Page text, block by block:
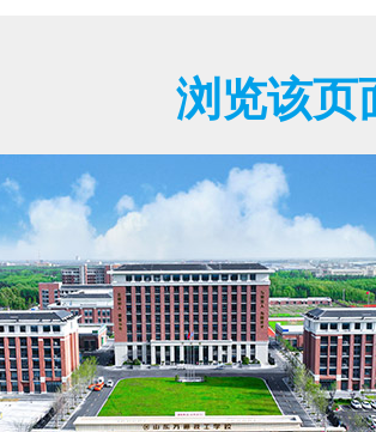
浏览该页